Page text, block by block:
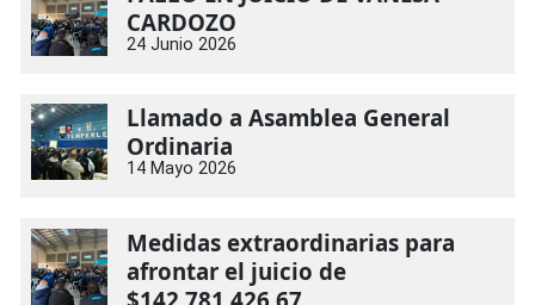
CARDOZO
24 Junio 2026
Llamado a Asamblea General
Ordinaria
14 Mayo 2026
Medidas extraordinarias para
afrontar el juicio de